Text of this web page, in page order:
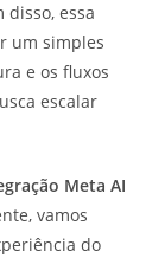
essa
um simples
e os fluxos
escalar
Meta AI
vamos
do